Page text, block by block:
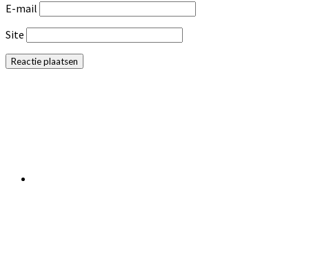
E-mail
Site